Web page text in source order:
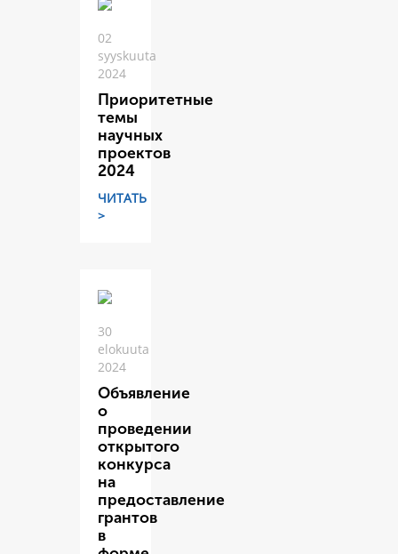
02
syyskuuta
2024
Приоритетные
темы
научных
проектов
2024
ЧИТАТЬ
>
30
elokuuta
2024
Объявление
о
проведении
открытого
конкурса
на
предоставление
грантов
в